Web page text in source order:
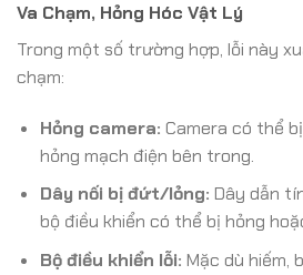
Va Chạm, Hỏng Hóc Vật Lý
Trong một số trường hợp, lỗi này
chạm:
Hỏng camera: Camera có thể
hỏng mạch điện bên trong.
Dây nối bị đứt/lỏng: Dây dẫn
bộ điều khiển có thể bị hỏng
Bộ điều khiển lỗi: Mặc dù hiếm,